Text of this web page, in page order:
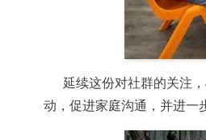
延续这份对社群的关注
动，促进家庭沟通，并进一